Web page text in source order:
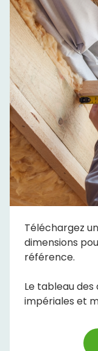
Téléchargez
dimensions
référence.
Le tableau des
impériales et